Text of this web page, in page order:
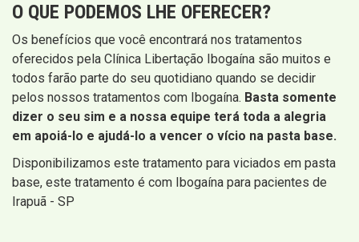
O QUE PODEMOS LHE OFERECER?
Os benefícios que você encontrará nos tratamentos
oferecidos pela Clínica Libertação Ibogaína são muitos e
todos farão parte do seu quotidiano quando se decidir
pelos nossos tratamentos com Ibogaína. Basta somente
dizer o seu sim e a nossa equipe terá toda a alegria
em apoiá-lo e ajudá-lo a vencer o vício na pasta base.
Disponibilizamos este tratamento para viciados em pasta
base, este tratamento é com Ibogaína para pacientes de
Irapuã - SP